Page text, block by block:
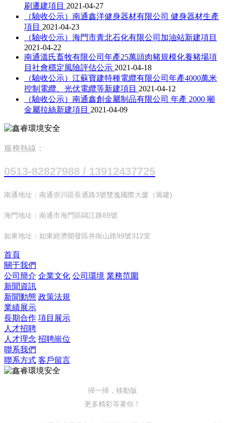
刷遷建項目 2021-04-27
（驗收公示）南通鑫洋健身器材有限公司 健身器材生產
項目 2021-04-23
（驗收公示）海門市青北石化有限公司加油站新建項目
2021-04-22
南通溫氏畜牧有限公司年產25萬頭肉豬規模化養豬場項
目社會穩定風險評估公示 2021-04-18
（驗收公示）江蘇寶建特種電纜有限公司年產4000萬米
控制電纜、光伏電纜等新建項目 2021-04-12
（驗收公示）南通鑫創金屬制品有限公司 年產 2000 噸
金屬拉絲新建項目 2021-04-09
服務熱線：
0513-82827988 / 13912437725
南通地址：南通崇川區長通路3號雙逸國際大廈（籌建)
海門地址：南通市海門區鷗江路89號
如東地址：如東經濟開發區井崗山路99號312室
首頁
關于我們
公司簡介 企業文化 公司環境 業務范圍
新聞資訊
新聞動態 政策法規
業績展示
長期合作 項目展示
人才招聘
人才理念 招聘崗位
聯系我們
聯系方式 客戶留言
掃一掃，移動版
更多精彩等著你！